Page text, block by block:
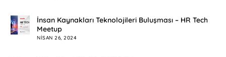
İnsan Kaynakları Teknolojileri Buluşması – HR Tech
Meetup
NISAN 26, 2024